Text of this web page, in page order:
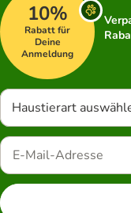
10%
Rabatt für
Deine
Anmeldung
Haustierart